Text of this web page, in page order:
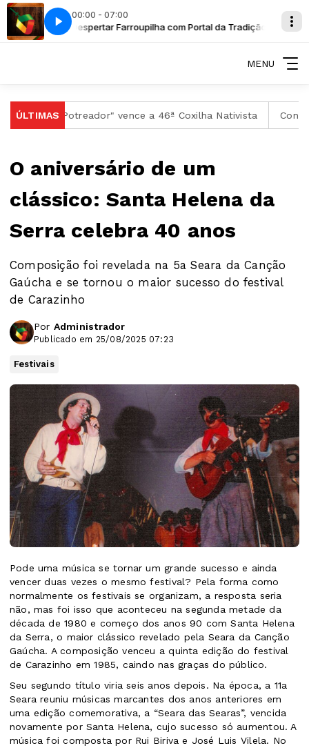
00:00 - 07:00
Tradição Despertar Farroupilha com Portal da Tradição
Quando a bota encontra o estribo - Juliana Spanevello
MENU
ÚLTIMAS
"Potreador" vence a 46ª Coxilha Nativista Conheça os
O aniversário de um
clássico: Santa Helena da
Serra celebra 40 anos
Composição foi revelada na 5a Seara da Canção
Gaúcha e se tornou o maior sucesso do festival
de Carazinho
Por Administrador
Publicado em 25/08/2025 07:23
Festivais
Pode uma música se tornar um grande sucesso e ainda
vencer duas vezes o mesmo festival? Pela forma como
normalmente os festivais se organizam, a resposta seria
não, mas foi isso que aconteceu na segunda metade da
década de 1980 e começo dos anos 90 com Santa Helena
da Serra, o maior clássico revelado pela Seara da Canção
Gaúcha. A composição venceu a quinta edição do festival
de Carazinho em 1985, caindo nas graças do público.
Seu segundo título viria seis anos depois. Na época, a 11a
Seara reuniu músicas marcantes dos anos anteriores em
uma edição comemorativa, a “Seara das Searas”, vencida
novamente por Santa Helena, cujo sucesso só aumentou. A
música foi composta por Rui Biriva e José Luis Vilela. No